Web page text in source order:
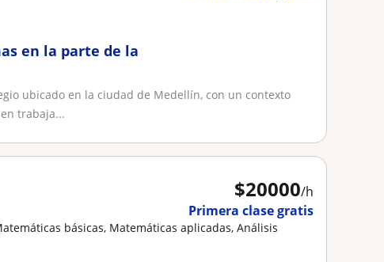
en la parte de la
ubicado en la ciudad de Medellín, con un contexto
trabaja...
$20000/h
Primera clase gratis
básicas, Matemáticas aplicadas, Análisis